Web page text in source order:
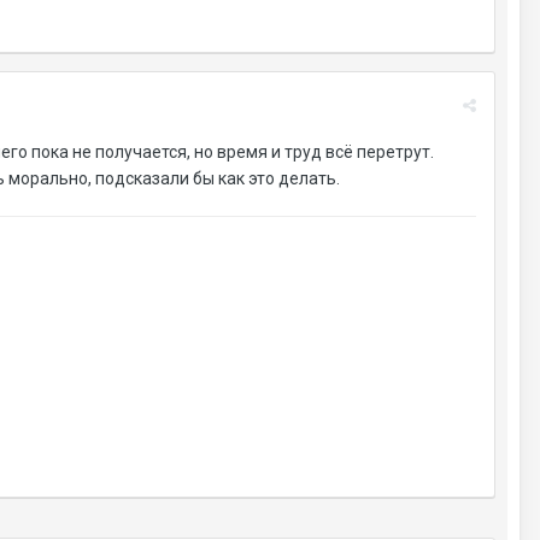
пока не получается, но время и труд всё перетрут.
подсказали бы как это делать.